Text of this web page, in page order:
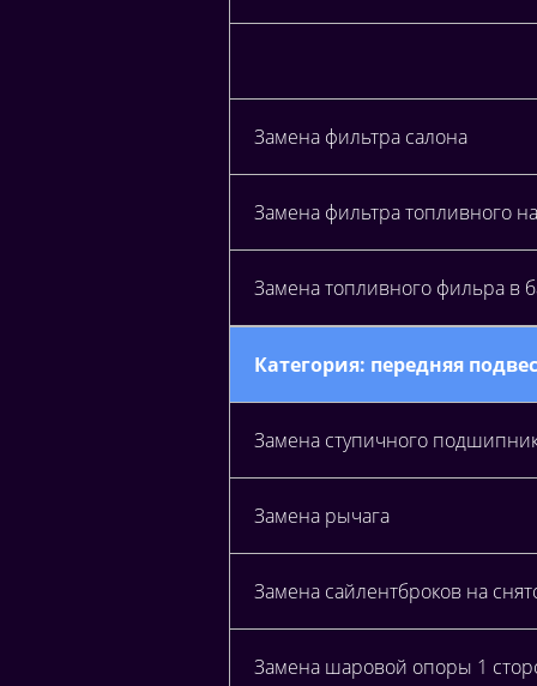
Замена фильтра салона
Замена фильтра топливного
Замена топливного фильра в
Категория: передняя
Замена ступичного
Замена рычага
Замена сайлентброков на
Замена шаровой опоры 1